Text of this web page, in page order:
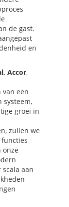
de gast.
en
Accor,
een
systeem,
groei in
zullen we
onze
aan